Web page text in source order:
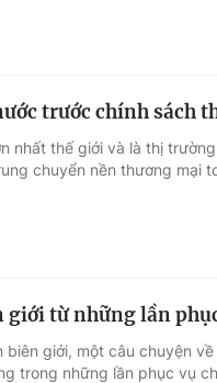
trước chính sách
nhất thế giới và là thị
chuyển nền thương mại
từ những lần
giới, một câu chuyện
trong những lần phục vụ